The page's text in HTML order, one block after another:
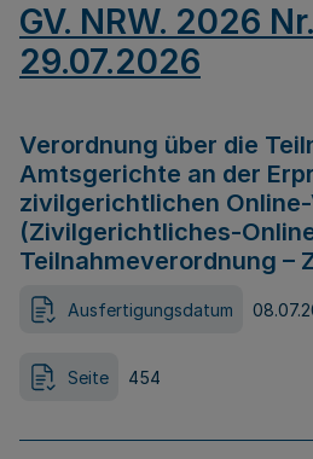
GV. NRW. 2026
29.07.2026
Verordnung über die
Amtsgerichte an der
zivilgerichtlichen
(Zivilgerichtliches-
Teilnahmeverordnung –
Ausfertigungsdatum
Seite 454